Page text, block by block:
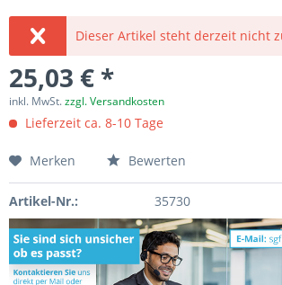
Dieser Artikel steht derzeit nicht
25,03 € *
inkl. MwSt.zzgl. Versandkosten
Lieferzeit ca. 8-10 Tage
Merken Bewerten
Artikel-Nr.: 35730